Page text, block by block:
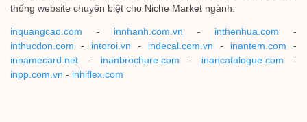
thống website chuyên biệt cho Niche Market ngành:
inquangcao.com - innhanh.com.vn - inthenhua.com -
inthucdon.com - intoroi.vn - indecal.com.vn - inantem.com -
innamecard.net - inanbrochure.com - inancatalogue.com -
inpp.com.vn - inhiflex.com